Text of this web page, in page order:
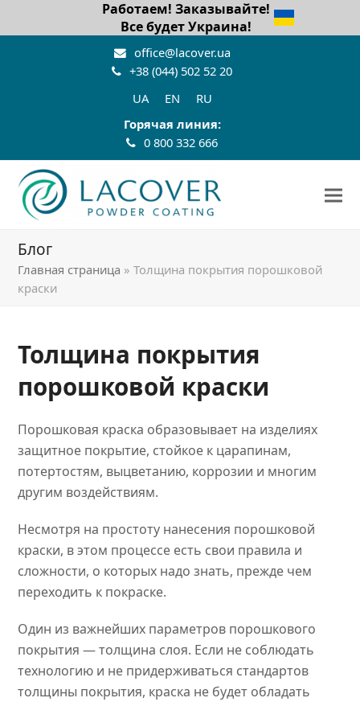
Работаем! Заказывайте!
Все будет Украина!
office@lacover.ua
+38 (044) 502 52 20
UA
EN
RU
Горячая линия:
0 800 332 666
Блог
Главная страница »Толщина покрытия порошковой
краски
Толщина покрытия
порошковой краски
Порошковая краска образовывает на изделиях
защитное покрытие, стойкое к царапинам,
потертостям, выцветанию, коррозии и многим
другим воздействиям.
Несмотря на простоту нанесения порошковой
краски, в этом процессе есть свои правила и
сложности, о которых надо знать, прежде чем
переходить к покраске.
Один из важнейших параметров порошкового
покрытия — толщина слоя. Если не соблюдать
технологию и не придерживаться стандартов
толщины покрытия, краска не будет обладать